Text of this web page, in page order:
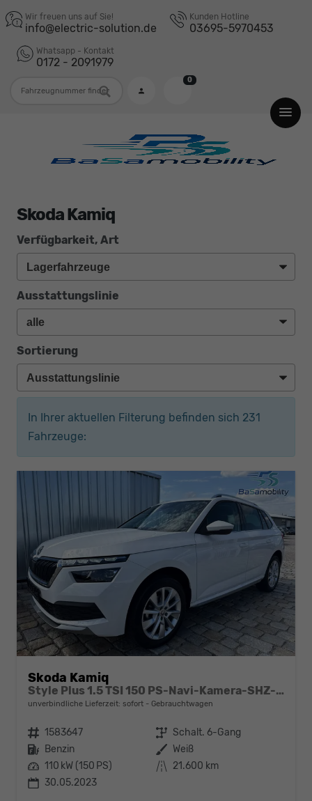
Wir freuen uns auf Sie!
info@electric-solution.de
Kunden Hotline
03695-5970453
Whatsapp - Kontakt
0172 - 2091979
0
Skoda Kamiq
Verfügbarkeit, Art
Ausstattungslinie
Sortierung
In Ihrer aktuellen Filterung befinden sich 231
Fahrzeuge:
Skoda Kamiq
Style Plus 1.5 TSI 150 PS-Navi-Kamera-SHZ-ACC-17"Alu-Sofort
unverbindliche Lieferzeit: sofort Gebrauchtwagen
Fahrzeugnr. 1583647 Getriebe Schalt. 6-Gang
Kraftstoff Benzin Außenfarbe Weiß
Leistung 110 kW (150 PS) Kilometerstand 21.600 km
30.05.2023